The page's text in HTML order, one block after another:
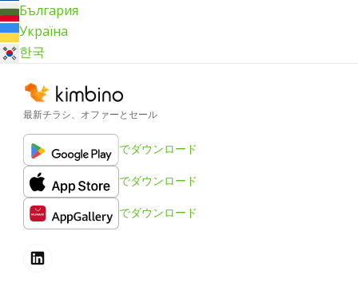
България
Україна
한국
最新チラシ、オファーとセール
でダウンロード
でダウンロード
でダウンロード